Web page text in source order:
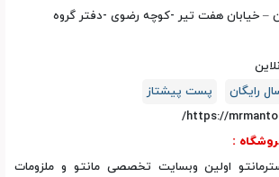
– خیابان هفت تیر -کوچه رضوی -دفتر گروه
رایگان
پست پیشتاز
https://
:
اولین وبسایت تخصصی مانتو و ملزومات